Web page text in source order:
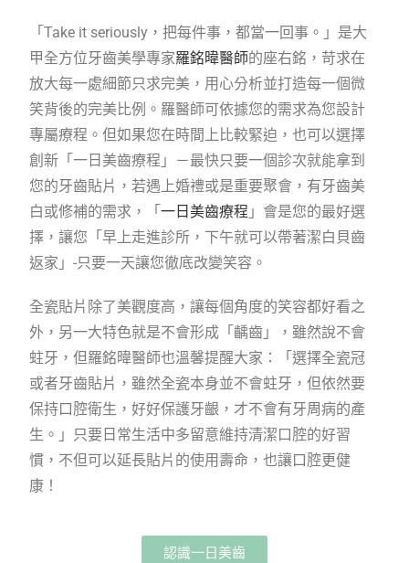
「Take it seriously，把每件事，都當一回事。」是大
甲全方位牙齒美學專家羅銘暐醫師的座右銘，苛求在
放大每一處細節只求完美，用心分析並打造每一個微
笑背後的完美比例。羅醫師可依據您的需求為您設計
專屬療程。但如果您在時間上比較緊迫，也可以選擇
創新「一日美齒療程」－最快只要一個診次就能拿到
您的牙齒貼片，若遇上婚禮或是重要聚會，有牙齒美
白或修補的需求，「一日美齒療程 」會是您的最好選
擇，讓您「早上走進診所，下午就可以帶著潔白貝齒
返家」-只要一天讓您徹底改變笑容。
全瓷貼片除了美觀度高，讓每個角度的笑容都好看之
外，另一大特色就是不會形成「齲齒」，雖然說不會
蛀牙，但羅銘暐醫師也溫馨提醒大家：「選擇全瓷冠
或者牙齒貼片，雖然全瓷本身並不會蛀牙，但依然要
保持口腔衛生，好好保護牙齦，才不會有牙周病的產
生。」只要日常生活中多留意維持清潔口腔的好習
慣，不但可以延長貼片的使用壽命，也讓口腔更健
康！
認識一日美齒